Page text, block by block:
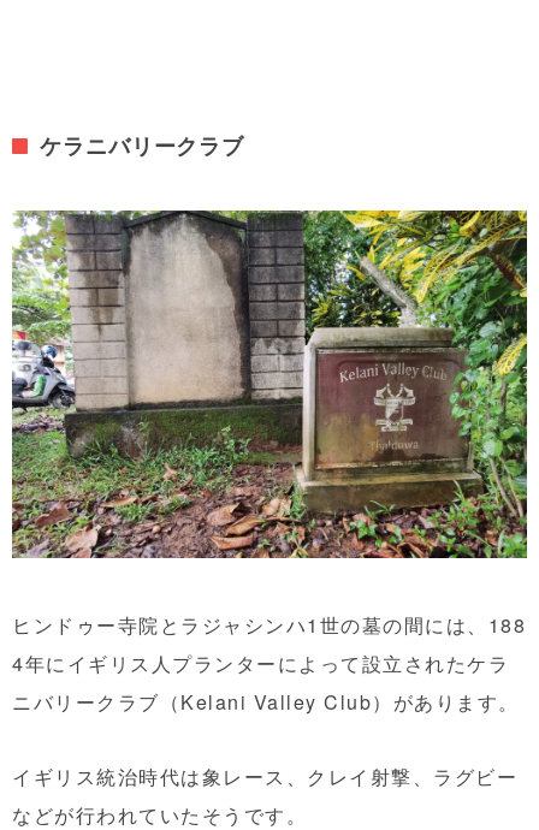
ケラニバリークラブ
ヒンドゥー寺院とラジャシンハ1世の墓の間には、188
4年にイギリス人プランターによって設立されたケラ
ニバリークラブ（Kelani Valley Club）があります。
イギリス統治時代は象レース、クレイ射撃、ラグビー
などが行われていたそうです。